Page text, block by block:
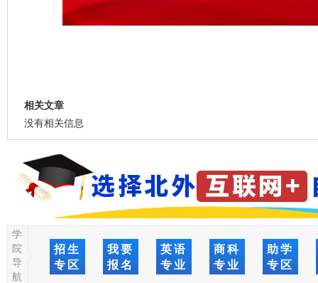
相关文章
没有相关信息
学
院
导
航
招生
专区
我要
报名
英语
专业
商科
专业
助学
专区